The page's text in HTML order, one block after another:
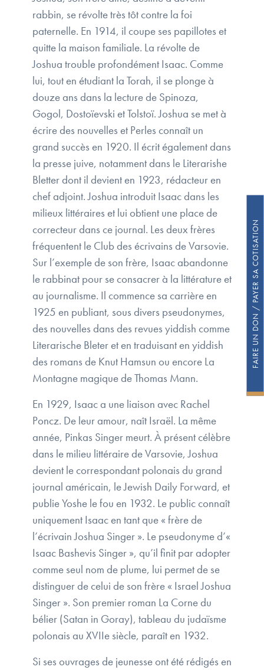
FAIRE UN DON / PAYER SA COTISATION
rabbin, se révolte très tôt contre la foi
paternelle. En 1914, il coupe ses papillotes et
quitte la maison familiale. La révolte de
Joshua trouble profondément Isaac. Comme
lui, tout en étudiant la Torah, il se plonge à
douze ans dans la lecture de Spinoza,
Gogol, Dostoïevski et Tolstoï. Joshua se met à
écrire des nouvelles et Perles connaît un
grand succès en 1920. Il écrit également dans
la presse juive, notamment dans le Literarishe
Bletter dont il devient en 1923, rédacteur en
chef adjoint. Joshua introduit Isaac dans les
milieux littéraires et lui obtient une place de
correcteur dans ce journal. Les deux frères
fréquentent le Club des écrivains de Varsovie.
Sur l’exemple de son frère, Isaac abandonne
le rabbinat pour se consacrer à la littérature et
au journalisme. Il commence sa carrière en
1925 en publiant, sous divers pseudonymes,
des nouvelles dans des revues yiddish comme
Literarische Bleter et en traduisant en yiddish
des romans de Knut Hamsun ou encore La
Montagne magique de Thomas Mann.
En 1929, Isaac a une liaison avec Rachel
Poncz. De leur amour, naît Israël. La même
année, Pinkas Singer meurt. À présent célèbre
dans le milieu littéraire de Varsovie, Joshua
devient le correspondant polonais du grand
journal américain, le Jewish Daily Forward, et
publie Yoshe le fou en 1932. Le public connaît
uniquement Isaac en tant que « frère de
l’écrivain Joshua Singer ». Le pseudonyme d’«
Isaac Bashevis Singer », qu’il finit par adopter
comme seul nom de plume, lui permet de se
distinguer de celui de son frère « Israel Joshua
Singer ». Son premier roman La Corne du
bélier (Satan in Goray), tableau du judaïsme
polonais au XVIIe siècle, paraît en 1932.
Si ses ouvrages de jeunesse ont été rédigés en